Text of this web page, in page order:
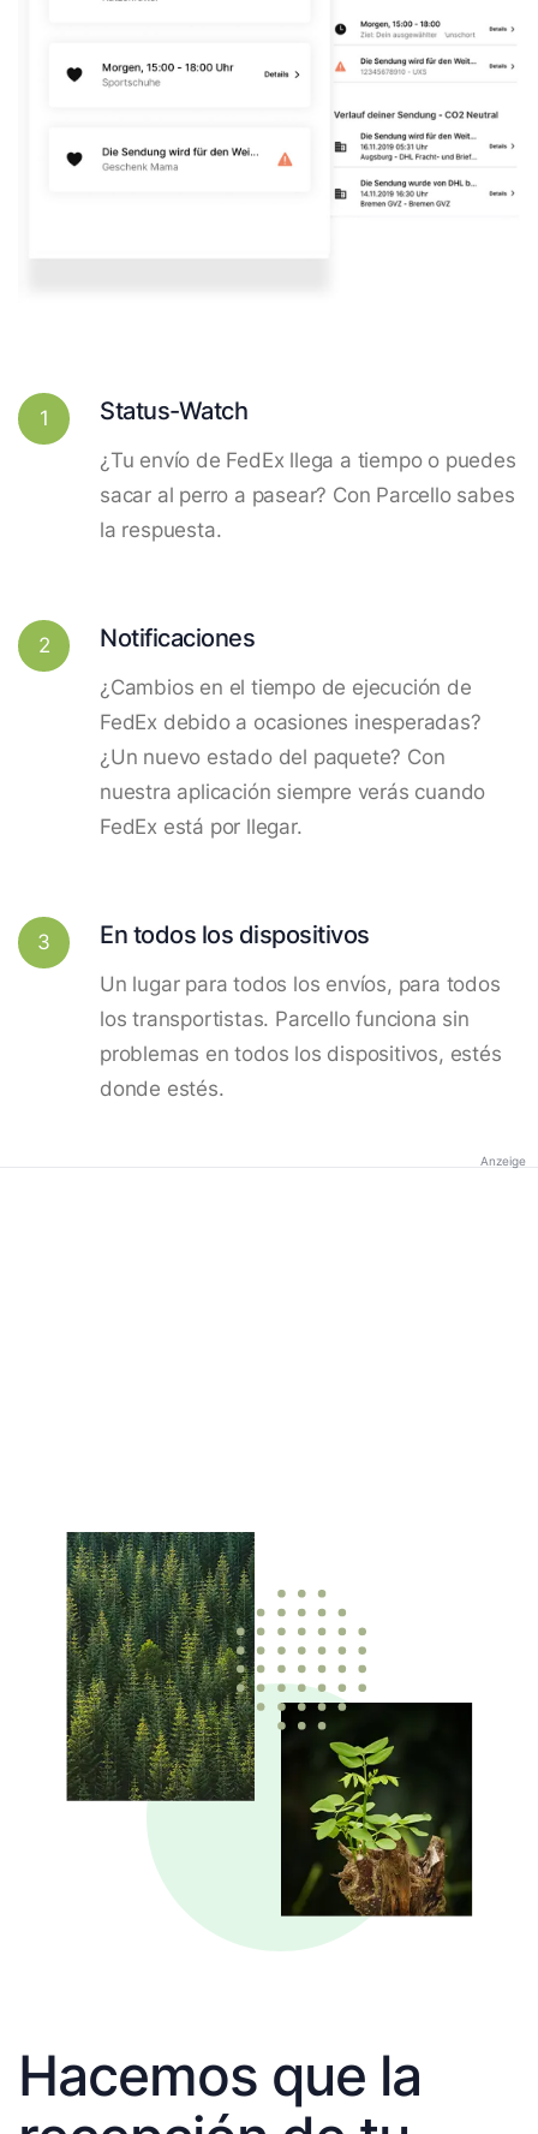
1 Status-Watch
¿Tu envío de FedEx llega a tiempo o puedes
sacar al perro a pasear? Con Parcello sabes
la respuesta.
2 Notificaciones
¿Cambios en el tiempo de ejecución de
FedEx debido a ocasiones inesperadas?
¿Un nuevo estado del paquete? Con
nuestra aplicación siempre verás cuando
FedEx está por llegar.
3 En todos los dispositivos
Un lugar para todos los envíos, para todos
los transportistas. Parcello funciona sin
problemas en todos los dispositivos, estés
donde estés.
Anzeige
Hacemos que la